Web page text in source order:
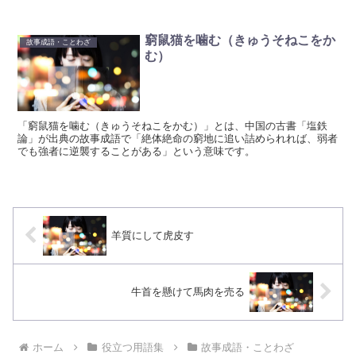
故事成語・ことわざ
窮鼠猫を噛む（きゅうそねこをか
む）
「窮鼠猫を噛む（きゅうそねこをかむ）」とは、中国の古書「塩鉄
論」が出典の故事成語で「絶体絶命の窮地に追い詰められれば、弱者
でも強者に逆襲することがある」という意味です。
羊質にして虎皮す
牛首を懸けて馬肉を売る
ホーム 役立つ用語集 故事成語・ことわざ